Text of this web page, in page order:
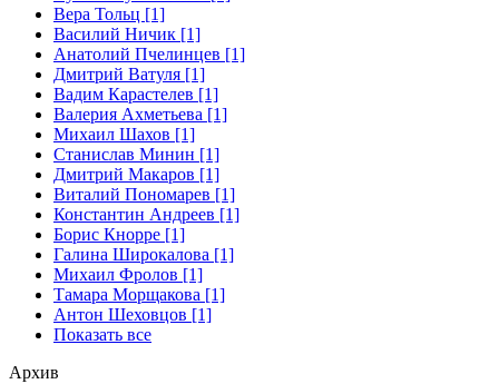
Верa Тольц [1]
Василий Ничик [1]
Анатолий Пчелинцев [1]
Дмитрий Ватуля [1]
Вадим Карастелев [1]
Валерия Ахметьева [1]
Михаил Шахов [1]
Станислав Минин [1]
Дмитрий Макаров [1]
Виталий Пономарев [1]
Константин Андреев [1]
Борис Кнорре [1]
Галина Широкалова [1]
Михаил Фролов [1]
Тамара Морщакова [1]
Антон Шеховцов [1]
Показать все
Архив